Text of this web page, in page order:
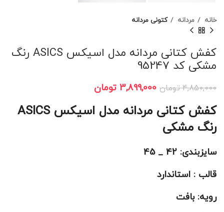
خانه مردانه کتونی مردانه
کفش کتانی مردانه مدل اسیکس ASICS رنگ
مشکی کد 95247
4,850,000 تومان 3,899,000 تومان
کفش کتانی مردانه مدل اسیکس ASICS
رنگ مشکی
سایزبندی: 42 _ 45
قالب : استاندارد
رویه: بافت